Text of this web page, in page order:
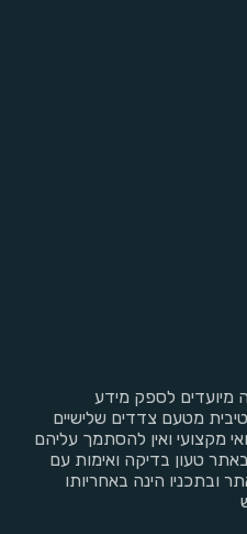
מיועדים לספק מידע
מטעם צדדים שלישיים
מקצועי ואין להסתמך עליהם
טעון בדיקה ואימות עם
ובתכניו הינה באחריותו